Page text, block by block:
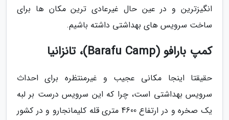
انگیزترین و در عین حال غیرعادی ترین مکان ها برای
ساخت سرویس های بهداشتی داشته باشیم.
کمپ بارافو (Barafu Camp)، تانزانیا
حقیقتا اینجا مکانی عجیب و غیرمنتظره برای احداث
سرویس بهداشتی است، چرا که این سرویس درست بر لبه
یک صخره و در ارتفاع 4600 متری قله کلیمانجارو و در کشور